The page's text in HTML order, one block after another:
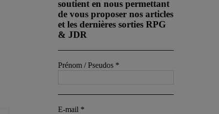
soutient en nous permettant
de vous proposer nos articles
et les dernières sorties RPG
& JDR
Prénom / Pseudos *
E-mail *